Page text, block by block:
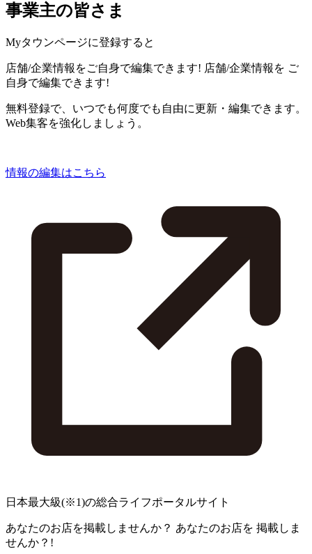
事業主の皆さま
Myタウンページに登録すると
店舗/企業情報をご自身で編集できます! 店舗/企業情報を ご
自身で編集できます!
無料登録で、いつでも何度でも自由に更新・編集できます。
Web集客を強化しましょう。
情報の編集はこちら
日本最大級(※1)の総合ライフポータルサイト
あなたのお店を掲載しませんか？ あなたのお店を 掲載しま
せんか？!